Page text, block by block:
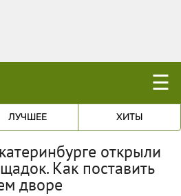
☰
ЛУЧШЕЕ ХИТЫ
открыли
Как поставить
дворе